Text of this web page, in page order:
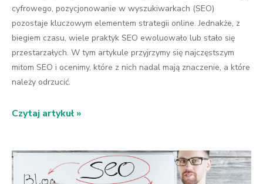
cyfrowego, pozycjonowanie w wyszukiwarkach (SEO)
pozostaje kluczowym elementem strategii online. Jednakże, z
biegiem czasu, wiele praktyk SEO ewoluowało lub stało się
przestarzałych. W tym artykule przyjrzymy się najczęstszym
mitom SEO i ocenimy, które z nich nadal mają znaczenie, a które
należy odrzucić.
Czytaj artykuł »